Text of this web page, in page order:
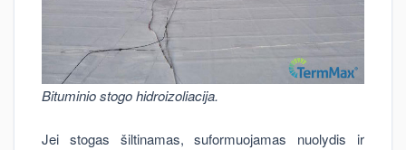
Bituminio stogo hidroizoliacija.
Jei stogas šiltinamas, suformuojamas nuolydis ir